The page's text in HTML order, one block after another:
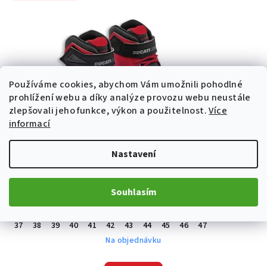
Používáme cookies, abychom Vám umožnili pohodlné
prohlížení webu a díky analýze provozu webu neustále
zlepšovali jeho funkce, výkon a použitelnost.Více
informací
Nastavení
Souhlasím
Boty Ducati Corse City C2
4 616 Kč
37
38 39 40 41 42 43 44 45 46
47
Na objednávku